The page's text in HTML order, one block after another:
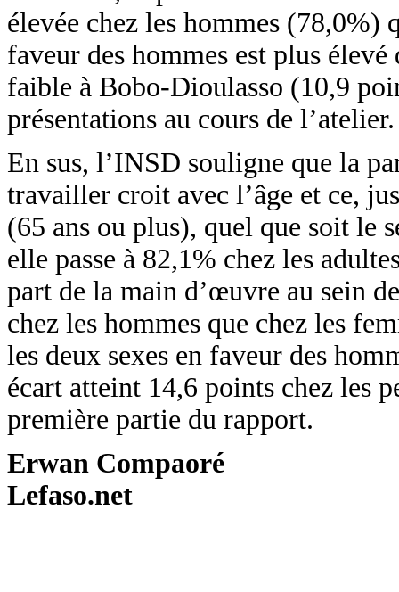
élevée chez les hommes (78,0%)
faveur des hommes est plus
faible à Bobo-Dioulasso (10,9
présentations au cours de l’atelier.
En sus, l’INSD souligne que la
travailler croit avec l’âge et ce,
(65 ans ou plus), quel que soit le
elle passe à 82,1% chez les
part de la main d’œuvre au sein
chez les hommes que chez les
les deux sexes en faveur des
écart atteint 14,6 points chez les
première partie du rapport.
Erwan Compaoré
Lefaso.net